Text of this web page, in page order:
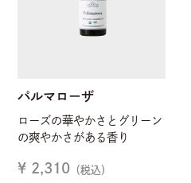
パルマローザ
ローズの華やかさとグリーン
の爽やかさがある香り
¥ 2,310 （税込）